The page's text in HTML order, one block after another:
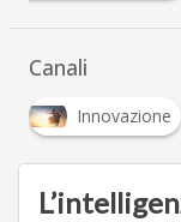
Canali
Innovazione